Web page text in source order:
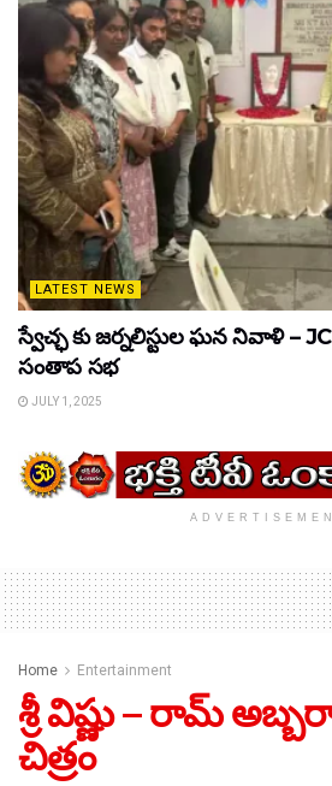
LATEST NEWS
స్వేచ్ఛ కు జర్నలిస్టుల ఘన నివాళి –
సంతాప సభ
JULY 1, 2025
Home Entertainment
శ్రీ విష్ణు – రామ్
చిత్రం